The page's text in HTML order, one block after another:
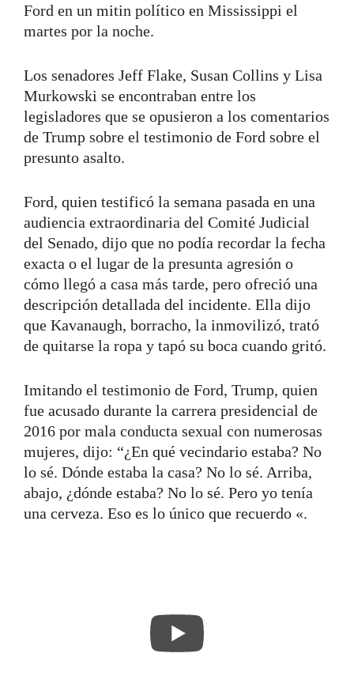
Ford en un mitin político en Mississippi el
martes por la noche.
Los senadores Jeff Flake, Susan Collins y Lisa
Murkowski se encontraban entre los
legisladores que se opusieron a los comentarios
de Trump sobre el testimonio de Ford sobre el
presunto asalto.
Ford, quien testificó la semana pasada en una
audiencia extraordinaria del Comité Judicial
del Senado, dijo que no podía recordar la fecha
exacta o el lugar de la presunta agresión o
cómo llegó a casa más tarde, pero ofreció una
descripción detallada del incidente. Ella dijo
que Kavanaugh, borracho, la inmovilizó, trató
de quitarse la ropa y tapó su boca cuando gritó.
Imitando el testimonio de Ford, Trump, quien
fue acusado durante la carrera presidencial de
2016 por mala conducta sexual con numerosas
mujeres, dijo: “¿En qué vecindario estaba? No
lo sé. Dónde estaba la casa? No lo sé. Arriba,
abajo, ¿dónde estaba? No lo sé. Pero yo tenía
una cerveza. Eso es lo único que recuerdo «.